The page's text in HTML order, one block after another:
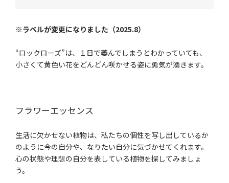
※ラベルが変更になりました（2025.8）
“ロックローズ”は、１日で萎んでしまうとわかっていても、
小さくて黄色い花をどんどん咲かせる姿に勇気が湧きます。
フラワーエッセンス
生活に欠かせない植物は、私たちの個性を写し出しているか
のように今の自分や、なりたい自分に気づかせてくれます。
心の状態や理想の自分を表している植物を探してみましょ
う。